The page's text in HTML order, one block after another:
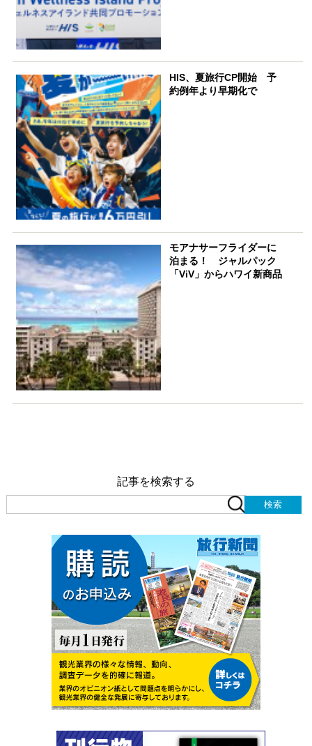
HIS、夏旅行CP開始 予
約例年より早期化で
モアナサーフライダーに
泊まる！ ジャルパック
「ViV」からハワイ新商品
記事を検索する